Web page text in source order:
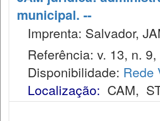
municipal. --
Imprenta: Salvador,
Referência: v. 13, n.
Disponibilidade: Rede
Localização: CAM,